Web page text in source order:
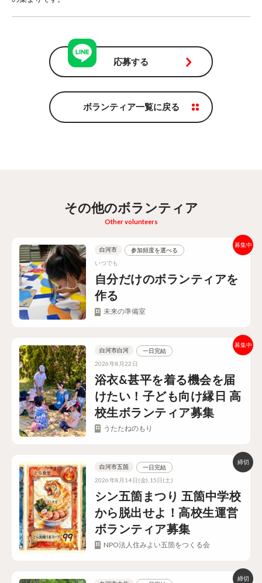
応募する
ボランティア一覧に戻る
その他のボランティア
Other volunteers
自分だけのボランティアを
作る
白河市
参加頻度を選べる
いつでも
未来の準備室
浴衣&甚平を着る機会を届
けたい！子ども向け縁日 高
校生ボランティア募集
白河市白河
一日完結
2026年8月22日
うたたねのもり
シン五箇まつり 五箇中学校
から脱出せよ！高校生運営
ボランティア募集
白河市五箇
一日完結
2026年8月14日(金),15日(土)
NPO法人住みよい五箇をつくる会